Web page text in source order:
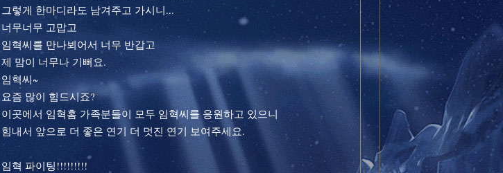
그렇게 한마디라도 남겨주고 가시니...
너무너무 고맙고
임혁씨를 만나뵈어서 너무 반갑고
제 맘이 너무나 기뻐요.
임혁씨~
요즘 많이 힘드시죠?
이곳에서 임혁홈 가족분들이 모두 임혁씨를 응원하고 있으니
힘내서 앞으로 더 좋은 연기 더 멋진 연기 보여주세요.
임혁 파이팅!!!!!!!!!